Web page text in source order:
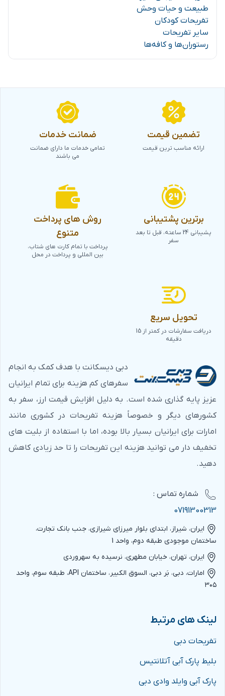
طبیعت و حیات وحش
تفریحات کودکان
سایر تفریحات
رستوران‌ها و کافه‌ها
تضمین قیمت
ارائه مناسب ترین قیمت
ضمانت خدمات
تمامی خدمات ما دارای ضمانت
می باشند
برترین پشتیبانی
پشیبانی 24 ساعته، قبل تا بعد
سفر
روش های پرداخت
متنوع
پرداخت با تمام کارت های شتاب،
بین المللی و پرداخت در محل
تحویل سریع
دریافت سفارشات در کمتر از 15
دقیقه
دبی دیسکانت با هدف کمک به انجام
سفرهای کم هزینه برای تمام ایرانیان
عزیز پایه گذاری شده است. به دلیل افزایش قیمت ارز، سفر به
کشورهای دیگر و خصوصاً هزینه تفریحات در کشوری مانند
امارات برای ایرانیان بسیار بالا بوده، اما با استفاده از بلیت های
تخفیف دار می توانید هزینه این تفریحات را تا حد زیادی کاهش
دهید.
شماره‌ تماس :
07191300313
ایران، شیراز، ابتدای بلوار میرزای شیرازی، جنب بانک تجارت،
ساختمان موجودی طبقه دوم، واحد 1
ایران، تهران، خیابان مطهری، نرسیده به سهروردی
امارات، دبی، بَر دبی، السوق الکبیر، ساختمان API، طبقه سوم، واحد
۳۰۵
لینک های مرتبط
تفریحات دبی
بلیط پارک آبی آتلانتیس
پارک آبی وایلد وادی دبی